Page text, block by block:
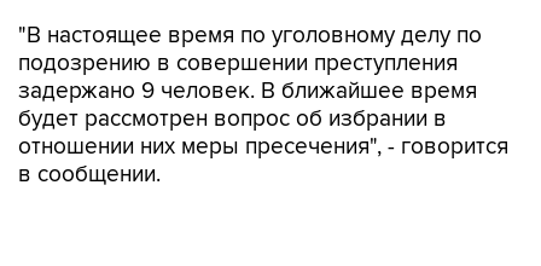
"В настоящее время по уголовному делу по
подозрению в совершении преступления
задержано 9 человек. В ближайшее время
будет рассмотрен вопрос об избрании в
отношении них меры пресечения", - говорится
в сообщении.